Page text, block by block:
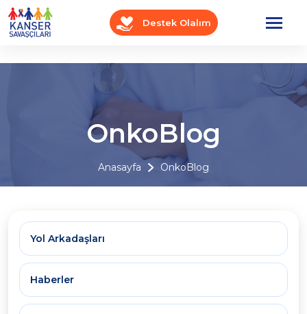
Destek Olalım
OnkoBlog
Anasayfa OnkoBlog
Yol Arkadaşları
Haberler